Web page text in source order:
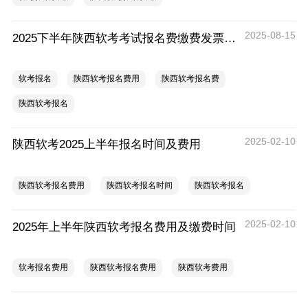
2025下半年陕西软考考试报名费缴费发票登记与打印 2025-08-15
软考报名 陕西软考报名费用 陕西软考报名费
陕西软考报名
陕西软考2025上半年报名时间及费用 2025-02-10
陕西软考报名费用 陕西软考报名时间 陕西软考报名
2025年上半年陕西软考报名费用及缴费时间 2025-02-10
软考报名费用 陕西软考报名费用 陕西软考费用